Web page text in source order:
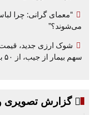
“معمای گرانی: چرا
می‌شوند؟”
سهم بیمار از جیب، از ۵۰ به ۷۰ درصد رسید!
گزارش تصویری